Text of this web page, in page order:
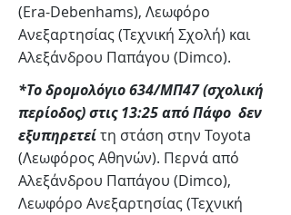
(Era-Debenhams), Λεωφόρο
Ανεξαρτησίας (Τεχνική Σχολή) και
Αλεξάνδρου Παπάγου (Dimco).
*Το δρομολόγιο 634/ΜΠ47 (σχολική
περίοδος) στις 13:25 από Πάφο δεν
εξυπηρετείτη στάση στην Toyota
(Λεωφόρος Αθηνών). Περνά από
Αλεξάνδρου Παπάγου (Dimco),
Λεωφόρο Ανεξαρτησίας (Τεχνική